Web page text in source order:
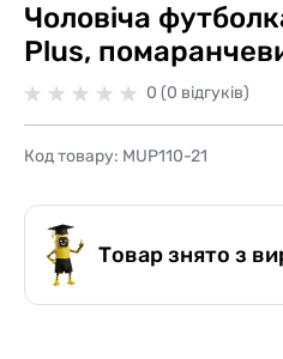
Чоловіча
Plus,
0 (0 відгуків)
Код товару: MUP110-21
Товар знято з